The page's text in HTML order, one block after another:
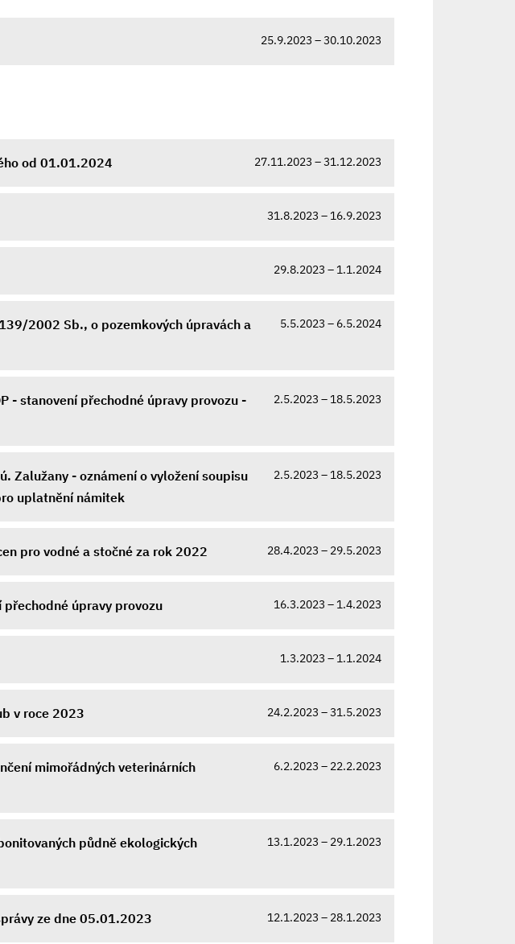
25.9.2023 – 30.10.2023
od 01.01.2024 27.11.2023 – 31.12.2023
31.8.2023 – 16.9.2023
29.8.2023 – 1.1.2024
2002 Sb., o pozemkových úpravách a
5.5.2023 – 6.5.2024
- stanovení přechodné úpravy provozu -
2.5.2023 – 18.5.2023
Zalužany - oznámení o vyložení soupisu
uplatnění námitek
2.5.2023 – 18.5.2023
pro vodné a stočné za rok 2022 28.4.2023 – 29.5.2023
přechodné úpravy provozu 16.3.2023 – 1.4.2023
1.3.2023 – 1.1.2024
v roce 2023 24.2.2023 – 31.5.2023
mimořádných veterinárních
6.2.2023 – 22.2.2023
půdně ekologických
13.1.2023 – 29.1.2023
ze dne 05.01.2023 12.1.2023 – 28.1.2023